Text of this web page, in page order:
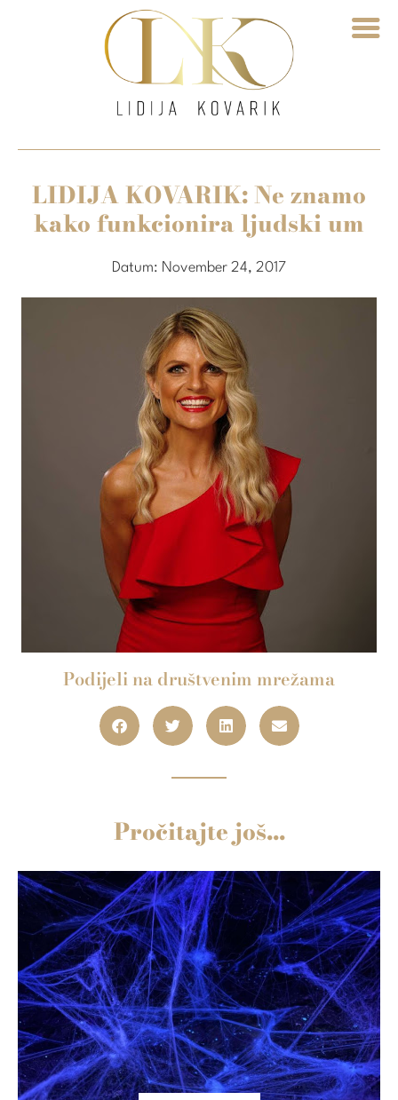
LIDIJA KOVARIK: Ne znamo
kako funkcionira ljudski um
Datum: November 24, 2017
Podijeli na društvenim mrežama
Pročitajte još...